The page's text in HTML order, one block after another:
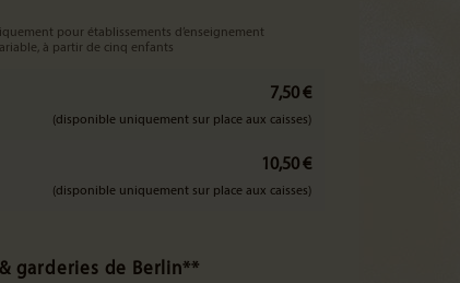
pour établissements d’enseignement
à partir de cinq enfants
7,50 €
(disponible uniquement sur place aux caisses)
10,50 €
(disponible uniquement sur place aux caisses)
garderies de Berlin**